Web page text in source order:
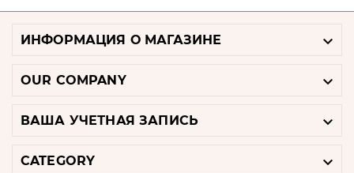
ИНФОРМАЦИЯ О МАГАЗИНЕ 
OUR COMPANY 
ВАША УЧЕТНАЯ ЗАПИСЬ 
CATEGORY 